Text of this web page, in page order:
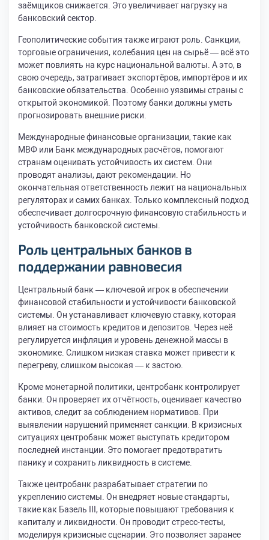
заёмщиков снижается. Это увеличивает нагрузку на
банковский сектор.
Геополитические события также играют роль. Санкции,
торговые ограничения, колебания цен на сырьё — всё это
может повлиять на курс национальной валюты. А это, в
свою очередь, затрагивает экспортёров, импортёров и их
банковские обязательства. Особенно уязвимы страны с
открытой экономикой. Поэтому банки должны уметь
прогнозировать внешние риски.
Международные финансовые организации, такие как
МВФ или Банк международных расчётов, помогают
странам оценивать устойчивость их систем. Они
проводят анализы, дают рекомендации. Но
окончательная ответственность лежит на национальных
регуляторах и самих банках. Только комплексный подход
обеспечивает долгосрочную финансовую стабильность и
устойчивость банковской системы.
Роль центральных банков в
поддержании равновесия
Центральный банк — ключевой игрок в обеспечении
финансовой стабильности и устойчивости банковской
системы. Он устанавливает ключевую ставку, которая
влияет на стоимость кредитов и депозитов. Через неё
регулируется инфляция и уровень денежной массы в
экономике. Слишком низкая ставка может привести к
перегреву, слишком высокая — к застою.
Кроме монетарной политики, центробанк контролирует
банки. Он проверяет их отчётность, оценивает качество
активов, следит за соблюдением нормативов. При
выявлении нарушений применяет санкции. В кризисных
ситуациях центробанк может выступать кредитором
последней инстанции. Это помогает предотвратить
панику и сохранить ликвидность в системе.
Также центробанк разрабатывает стратегии по
укреплению системы. Он внедряет новые стандарты,
такие как Базель III, которые повышают требования к
капиталу и ликвидности. Он проводит стресс-тесты,
моделируя кризисные сценарии. Это позволяет заранее